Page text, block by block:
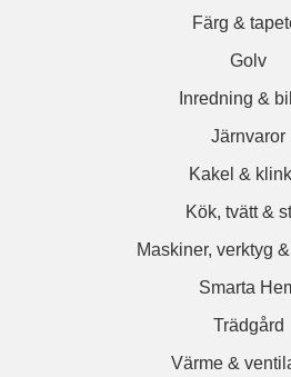
Färg &
Golv
Inredning &
Järnvaror
Kakel &
Kök, tvätt &
Maskiner, verktyg
Smarta
Trädgård
Värme &